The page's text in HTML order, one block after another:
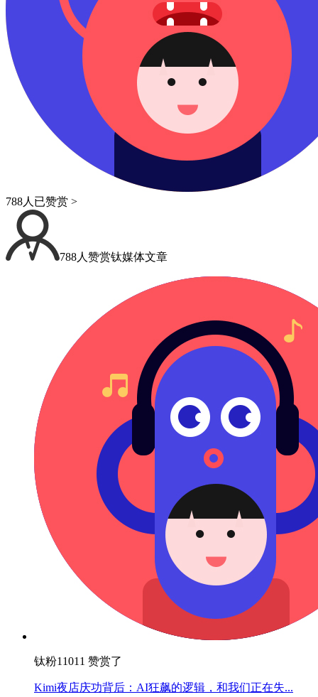
788人已赞赏 >
788人赞赏钛媒体文章
钛粉11011 赞赏了
Kimi夜店庆功背后：AI狂飙的逻辑，和我们正在失...